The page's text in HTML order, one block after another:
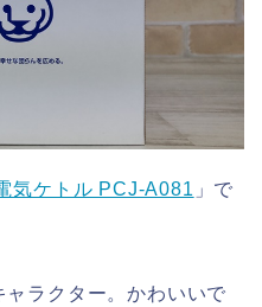
気ケトル PCJ-A081 」で
ラクター。かわいいで